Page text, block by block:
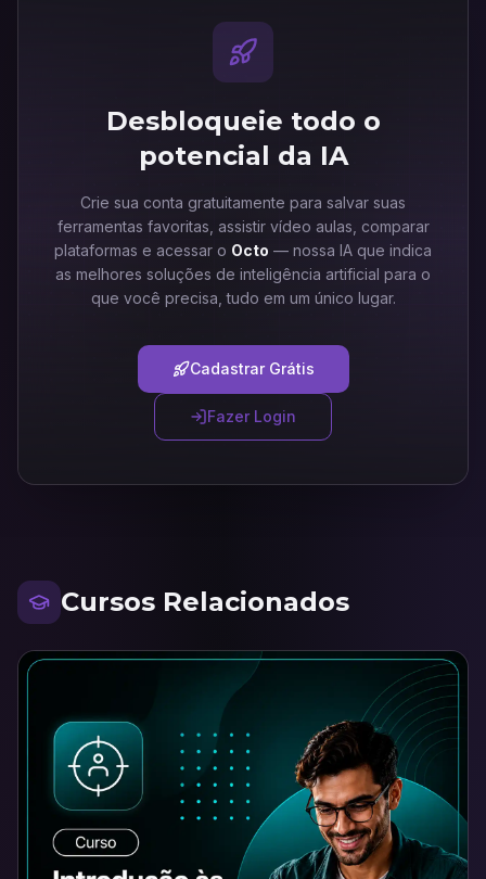
Desbloqueie todo o
potencial da IA
Crie sua conta gratuitamente para salvar suas
ferramentas favoritas, assistir vídeo aulas, comparar
plataformas e acessar o Octo — nossa IA que indica
as melhores soluções de inteligência artificial para o
que você precisa, tudo em um único lugar.
Cadastrar Grátis
Fazer Login
Cursos Relacionados